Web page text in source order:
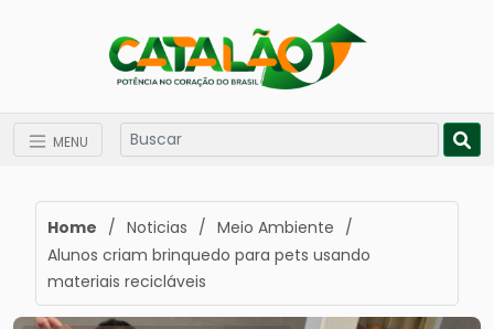
MENU
Home / Noticias / Meio Ambiente /
Alunos criam brinquedo para pets usando
materiais recicláveis